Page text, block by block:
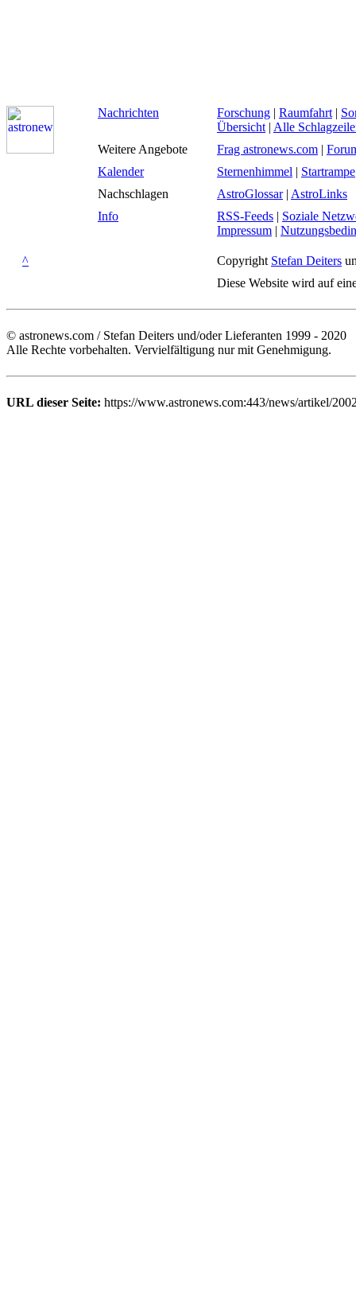
Nachrichten Forschung | Raumfahrt |
Übersicht | Alle
Weitere Angebote
Frag astronews.com |
Kalender
Sternenhimmel | Startrampe
Nachschlagen
AstroGlossar| AstroLinks
Info
RSS-Feeds | Soziale
Impressum |
^ Copyright Stefan Deiters
Diese Website wird auf
© astronews.com / Stefan Deiters und/oder Lieferanten 1999 - 2020
Alle Rechte vorbehalten. Vervielfältigung nur mit Genehmigung.
URL dieser Seite: https://www.astronews.com:443/news/artikel/